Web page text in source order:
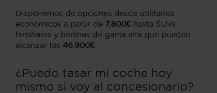
Disponemos de opciones desde utilitarios
económicos a partir de 7.800€ hasta SUVs
familiares y berlinas de gama alta que pueden
alcanzar los 46.900€
¿Puedo tasar mi coche hoy
mismo si voy al concesionario?